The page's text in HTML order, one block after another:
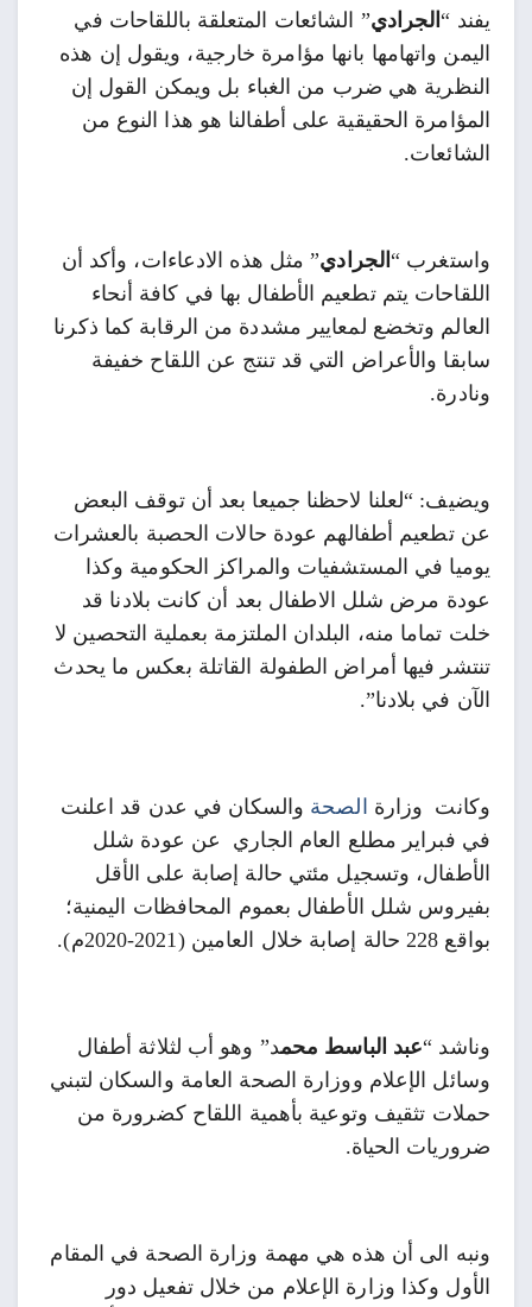
يفند “ الجرادي” الشائعات المتعلقة باللقاحات في
اليمن واتهامها بانها مؤامرة خارجية، ويقول إن هذه
النظرية هي ضرب من الغباء بل ويمكن القول إن
المؤامرة الحقيقية على أطفالنا هو هذا النوع من
الشائعات.
واستغرب “ الجرادي” مثل هذه الادعاءات، وأكد أن
اللقاحات يتم تطعيم الأطفال بها في كافة أنحاء
العالم وتخضع لمعايير مشددة من الرقابة كما ذكرنا
سابقا والأعراض التي قد تنتج عن اللقاح خفيفة
ونادرة.
ويضيف: “لعلنا لاحظنا جميعا بعد أن توقف البعض
عن تطعيم أطفالهم عودة حالات الحصبة بالعشرات
يوميا في المستشفيات والمراكز الحكومية وكذا
عودة مرض شلل الاطفال بعد أن كانت بلادنا قد
خلت تماما منه، البلدان الملتزمة بعملية التحصين لا
تنتشر فيها أمراض الطفولة القاتلة بعكس ما يحدث
الآن في بلادنا”.
وكانت وزارة الصحة والسكان في عدن قد اعلنت
في فبراير مطلع العام الجاري عن عودة شلل
الأطفال، وتسجيل مئتي حالة إصابة على الأقل
بفيروس شلل الأطفال بعموم المحافظات اليمنية؛
بواقع 228 حالة إصابة خلال العامين (2021-2020م).
وناشد “عبد الباسط محمد” وهو أب لثلاثة أطفال
وسائل الإعلام ووزارة الصحة العامة والسكان لتبني
حملات تثقيف وتوعية بأهمية اللقاح كضرورة من
ضروريات الحياة.
ونبه الى أن هذه هي مهمة وزارة الصحة في المقام
الأول وكذا وزارة الإعلام من خلال تفعيل دور